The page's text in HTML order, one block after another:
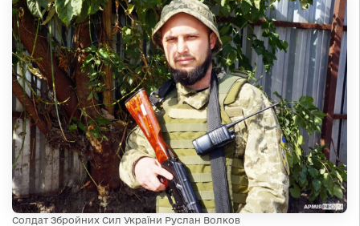
Солдат Збройних Сил України Руслан Волков